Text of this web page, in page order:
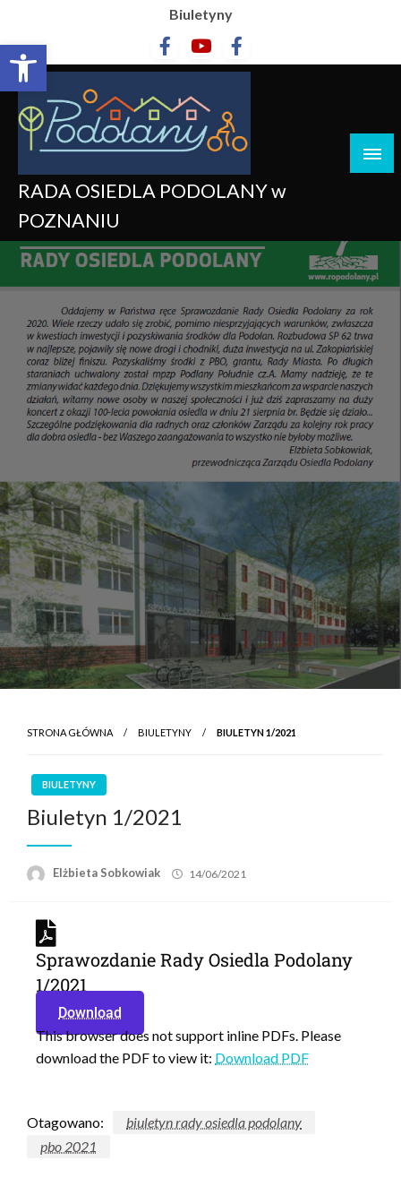
Otwórz pasek narzędzi
Biuletyny
RADA OSIEDLA PODOLANY w
POZNANIU
STRONA GŁÓWNA BIULETYNY BIULETYN 1/2021
BIULETYNY
Biuletyn 1/2021
Elżbieta Sobkowiak 14/06/2021
Sprawozdanie Rady Osiedla Podolany
1/2021
Download
This browser does not support inline PDFs. Please
download the PDF to view it: Download PDF
Otagowano:
biuletyn rady osiedla podolany
pbo 2021